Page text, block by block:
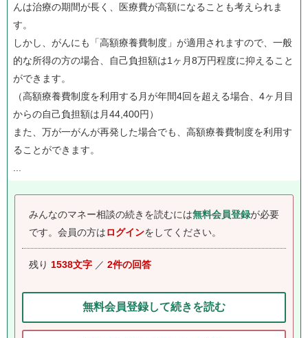
んは治療の期間が長く、医療費が高額になることも考えられま
す。
しかし、がんにも「高額療養費制度」が適用されますので、一般
的な所得の方の場合、自己負担額は1ヶ月8万円程度に抑えること
ができます。
（高額療養費制度を利用する月が年間4回を超える場合、4ヶ月目
からの自己負担額は月44,400円）
また、万が一がんが再発した場合でも、高額療養費制度を利用す
ることができます。
みんなのマネー相談の続きを読むには無料会員登録が必要
です。 会員の方はログインをしてください。
残り 1538文字 ／ 2件の回答
無料会員登録して続きを読む